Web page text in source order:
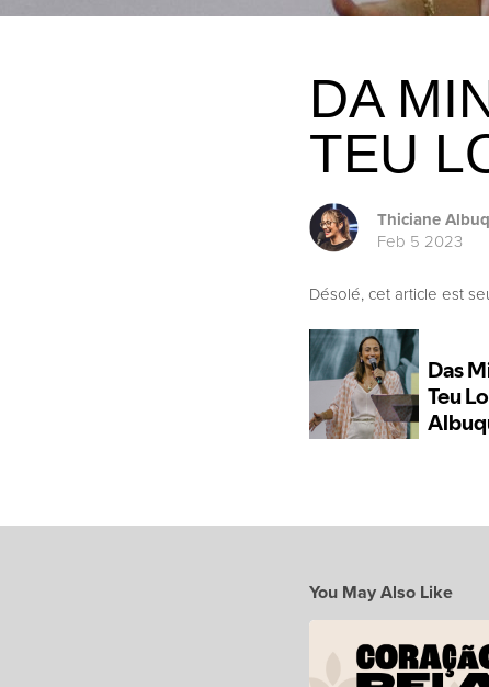
DA
TEU
Thiciane
Feb 5 2023
Désolé, cet article est
You May Also Like